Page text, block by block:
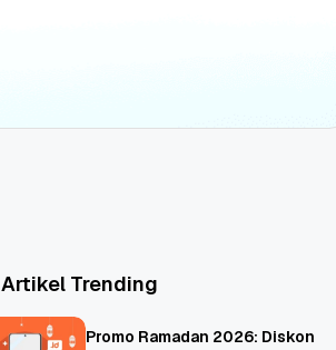
Artikel Trending
Promo Ramadan 2026: Diskon